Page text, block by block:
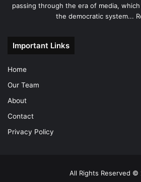
passing through the era of media,
the democratic system...
Important Links
Home
Our Team
About
Contact
Privacy Policy
All Rights Reserved ©